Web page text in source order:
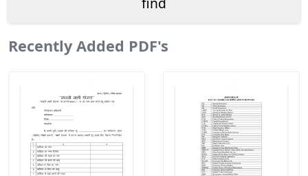
Recently Added PDF's